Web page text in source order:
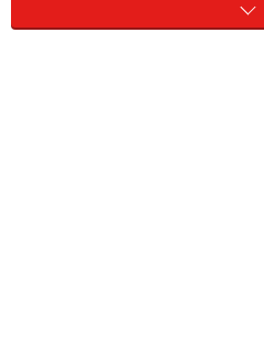
「Child Ring」だけでもよし。